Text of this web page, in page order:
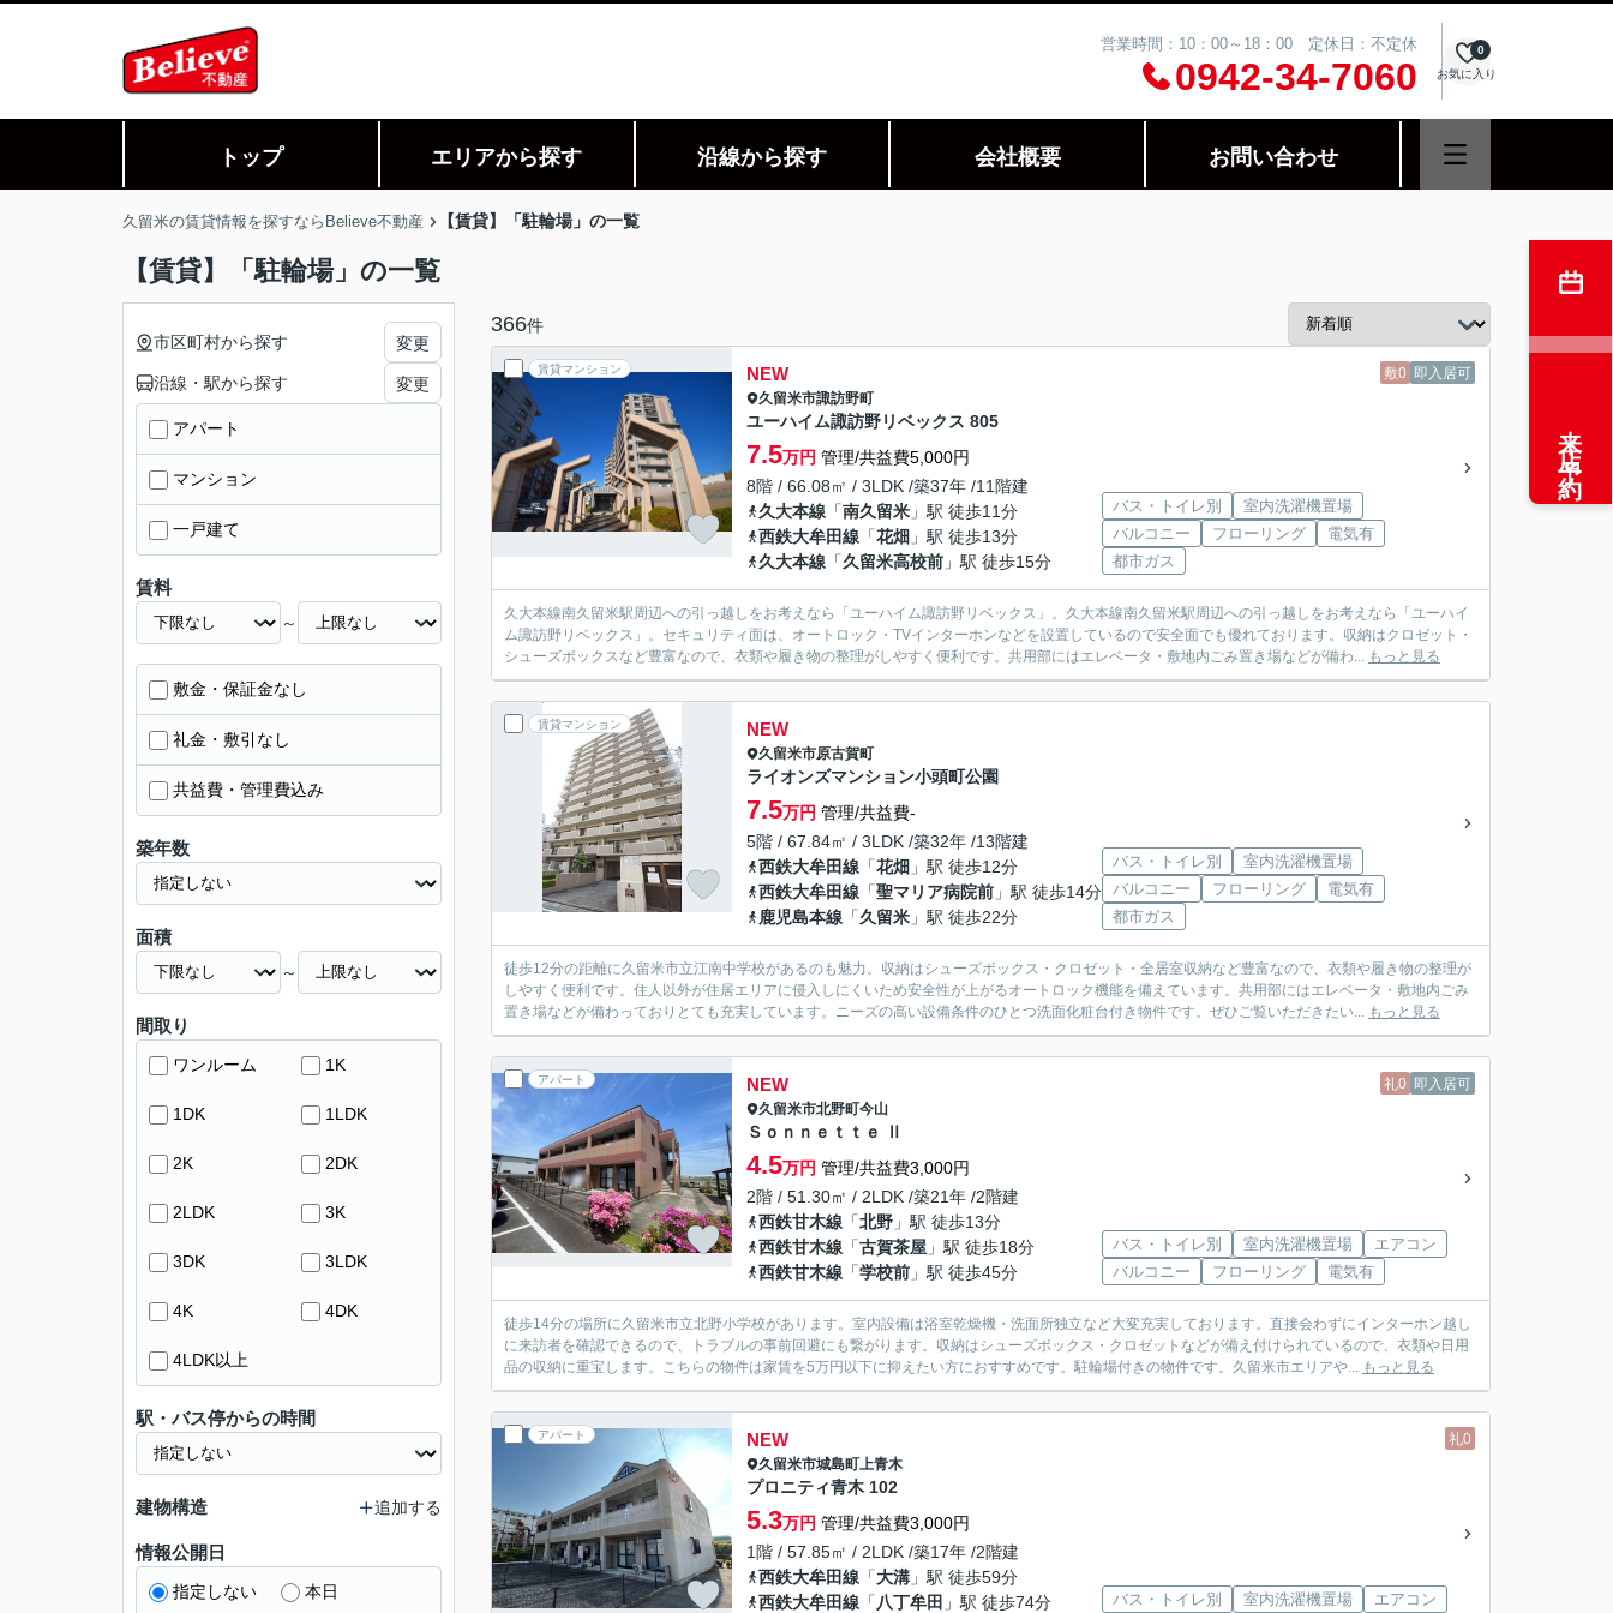
営業時間：10：00～18：00 定休日：不定休
0942-34-7060 お気に入り
0
トップ エリアから探す 沿線から探す 会社概要 お問い合わせ
久留米の賃貸情報を探すならBelieve不動産 【賃貸】「駐輪場」の一覧
【賃貸】「駐輪場」の一覧
366件
賃貸マンション 敷0 即入居可
NEW
久留米市諏訪野町
ユーハイム諏訪野リベックス 805
7.5万円 管理/共益費5,000円
8階 / 66.08㎡ / 3LDK /築37年 /11階建
久大本線 「南久留米 」駅 徒歩11分
西鉄大牟田線 「花畑 」駅 徒歩13分
久大本線 「久留米高校前 」駅 徒歩15分
バス・トイレ別
室内洗濯機置場
バルコニー
フローリング
電気有
都市ガス
久大本線南久留米駅周辺への引っ越しをお考えなら「ユーハイム諏訪野リベックス」。久大本線南久留米駅周辺への引っ越しをお考えなら「ユーハイ
ム諏訪野リベックス」。セキュリティ面は、オートロック・TVインターホンなどを設置しているので安全面でも優れております。収納はクロゼット・
シューズボックスなど豊富なので、衣類や履き物の整理がしやすく便利です。共用部にはエレベータ・敷地内ごみ置き場などが備わ... もっと見る
賃貸マンション NEW
久留米市原古賀町
ライオンズマンション小頭町公園
7.5万円 管理/共益費-
5階 / 67.84㎡ / 3LDK /築32年 /13階建
西鉄大牟田線 「花畑 」駅 徒歩12分
西鉄大牟田線 「聖マリア病院前 」駅 徒歩14分
鹿児島本線 「久留米 」駅 徒歩22分
バス・トイレ別
室内洗濯機置場
バルコニー
フローリング
電気有
都市ガス
徒歩12分の距離に久留米市立江南中学校があるのも魅力。収納はシューズボックス・クロゼット・全居室収納など豊富なので、衣類や履き物の整理が
しやすく便利です。住人以外が住居エリアに侵入しにくいため安全性が上がるオートロック機能を備えています。共用部にはエレベータ・敷地内ごみ
置き場などが備わっておりとても充実しています。ニーズの高い設備条件のひとつ洗面化粧台付き物件です。ぜひご覧いただきたい... もっと見る
アパート 礼0 即入居可
NEW
久留米市北野町今山
Ｓｏｎｎｅｔｔｅ Ⅱ
4.5万円 管理/共益費3,000円
2階 / 51.30㎡ / 2LDK /築21年 /2階建
西鉄甘木線 「北野 」駅 徒歩13分
西鉄甘木線 「古賀茶屋 」駅 徒歩18分
西鉄甘木線 「学校前 」駅 徒歩45分
バス・トイレ別 室内洗濯機置場
エアコン
バルコニー
フローリング 電気有
徒歩14分の場所に久留米市立北野小学校があります。室内設備は浴室乾燥機・洗面所独立など大変充実しております。直接会わずにインターホン越し
に来訪者を確認できるので、トラブルの事前回避にも繋がります。収納はシューズボックス・クロゼットなどが備え付けられているので、衣類や日用
品の収納に重宝します。こちらの物件は家賃を5万円以下に抑えたい方におすすめです。駐輪場付きの物件です。久留米市エリアや... もっと見る
アパート 礼0
NEW
久留米市城島町上青木
プロニティ青木 102
5.3万円 管理/共益費3,000円
1階 / 57.85㎡ / 2LDK /築17年 /2階建
西鉄大牟田線 「大溝 」駅 徒歩59分
西鉄大牟田線 「 八丁牟田 」駅 徒歩74分
バス・トイレ別 室内洗濯機置場
エアコン
市区町村から探す 変更
沿線・駅から探す 変更
アパート
マンション
一戸建て
賃料
～
敷金・保証金なし
礼金・敷引なし
共益費・管理費込み
築年数
面積
～
間取り
ワンルーム 1K
1DK 1LDK
2K 2DK
2LDK 3K
3DK 3LDK
4K 4DK
4LDK以上
駅・バス停からの時間
建物構造 追加する
情報公開日
指定しない 本日
来店予約